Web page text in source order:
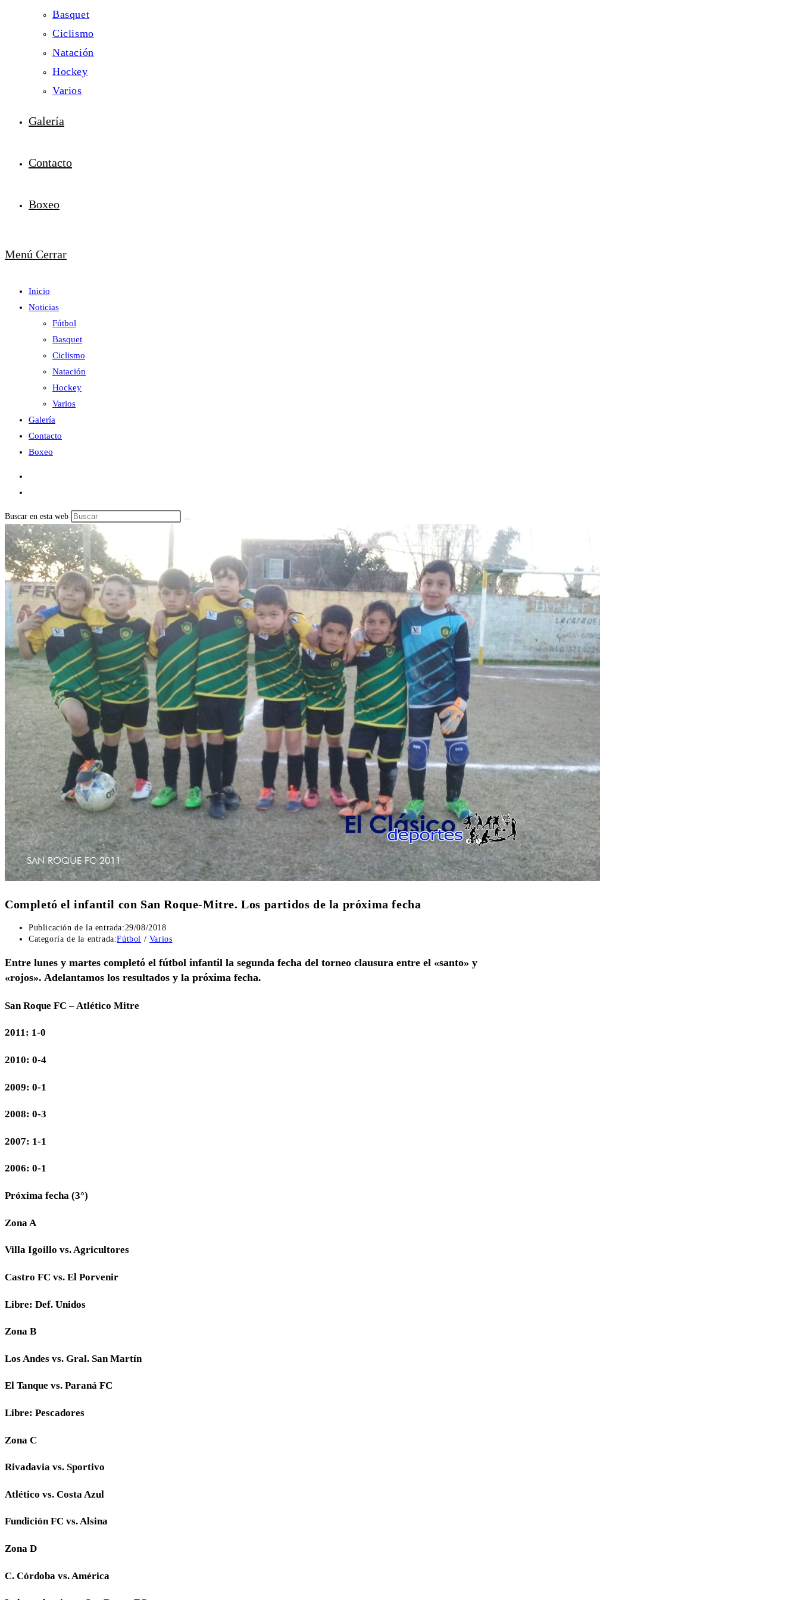
Basquet
Ciclismo
Natación
Hockey
Varios
Galería
Contacto
Boxeo
Menú Cerrar
Inicio
Noticias
Fútbol
Basquet
Ciclismo
Natación
Hockey
Varios
Galería
Contacto
Boxeo
Buscar en esta web
Completó el infantil con San Roque-Mitre. Los partidos de la próxima fecha
Publicación de la entrada:29/08/2018
Categoría de la entrada:Fútbol / Varios
Entre lunes y martes completó el fútbol infantil la segunda fecha del torneo clausura entre el «santo» y
«rojos». Adelantamos los resultados y la próxima fecha.
San Roque FC – Atlético Mitre
2011: 1-0
2010: 0-4
2009: 0-1
2008: 0-3
2007: 1-1
2006: 0-1
Próxima fecha (3°)
Zona A
Villa Igoillo vs. Agricultores
Castro FC vs. El Porvenir
Libre: Def. Unidos
Zona B
Los Andes vs. Gral. San Martín
El Tanque vs. Paraná FC
Libre: Pescadores
Zona C
Rivadavia vs. Sportivo
Atlético vs. Costa Azul
Fundición FC vs. Alsina
Zona D
C. Córdoba vs. América